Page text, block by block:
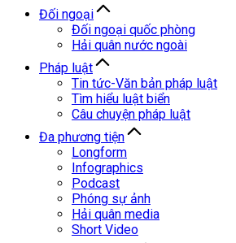
Đối ngoại
Đối ngoại quốc phòng
Hải quân nước ngoài
Pháp luật
Tin tức-Văn bản pháp luật
Tìm hiểu luật biển
Câu chuyện pháp luật
Đa phương tiện
Longform
Infographics
Podcast
Phóng sự ảnh
Hải quân media
Short Video